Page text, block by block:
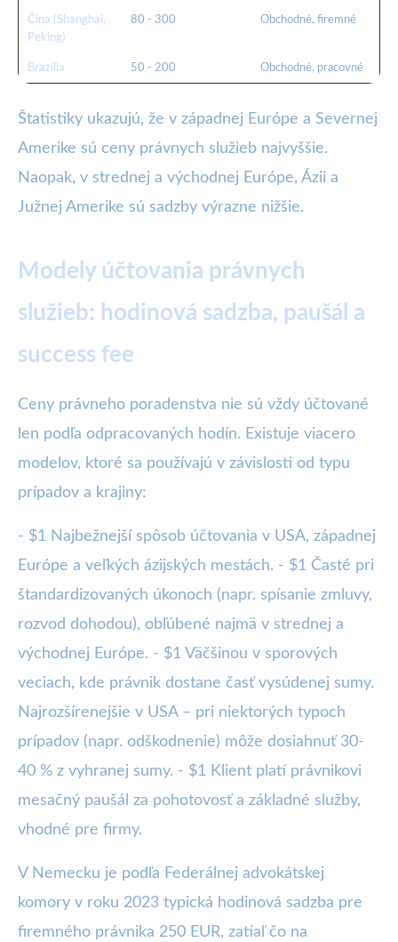
Čína (Shanghai,
Peking)
80 - 300 Obchodné, firemné
Brazília 50 - 200 Obchodné, pracovné
Štatistiky ukazujú, že v západnej Európe a Severnej
Amerike sú ceny právnych služieb najvyššie.
Naopak, v strednej a východnej Európe, Ázii a
Južnej Amerike sú sadzby výrazne nižšie.
Modely účtovania právnych
služieb: hodinová sadzba, paušál a
success fee
Ceny právneho poradenstva nie sú vždy účtované
len podľa odpracovaných hodín. Existuje viacero
modelov, ktoré sa používajú v závislosti od typu
prípadov a krajiny:
- $1 Najbežnejší spôsob účtovania v USA, západnej
Európe a veľkých ázijských mestách. - $1 Časté pri
štandardizovaných úkonoch (napr. spísanie zmluvy,
rozvod dohodou), obľúbené najmä v strednej a
východnej Európe. - $1 Väčšinou v sporových
veciach, kde právnik dostane časť vysúdenej sumy.
Najrozšírenejšie v USA – pri niektorých typoch
prípadov (napr. odškodnenie) môže dosiahnuť 30-
40 % z vyhranej sumy. - $1 Klient platí právnikovi
mesačný paušál za pohotovosť a základné služby,
vhodné pre firmy.
V Nemecku je podľa Federálnej advokátskej
komory v roku 2023 typická hodinová sadzba pre
firemného právnika 250 EUR, zatiaľ čo na